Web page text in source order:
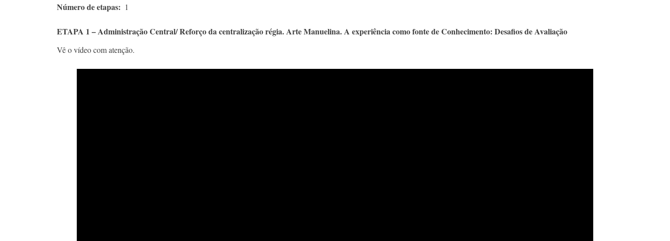
Número de etapas 1
ETAPA 1 – Administração Central/ Reforço da centralização régia. Arte Manuelina. A experiência como fonte de Conhecimento: Desafios de Avaliação
Vê o vídeo com atenção.